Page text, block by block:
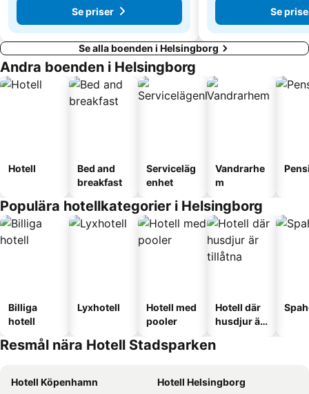
Se priser
Se
Se alla boenden i Helsingborg
Andra boenden i Helsingborg
Hotell
Bed and
breakfast
Serviceläg
enhet
Vandrarhe
m
Populära hotellkategorier i Helsingborg
Billiga
hotell
Lyxhotell
Hotell med
pooler
Hotell där
husdjur är
Resmål nära Hotell Stadsparken
Hotell Köpenhamn
Hotell Helsingborg